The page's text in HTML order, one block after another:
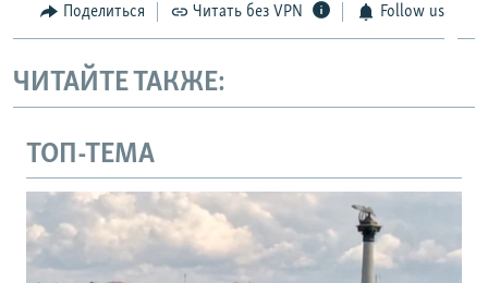
Поделиться Читать без VPN Follow us
ЧИТАЙТЕ ТАКЖЕ:
ТОП-ТЕМА